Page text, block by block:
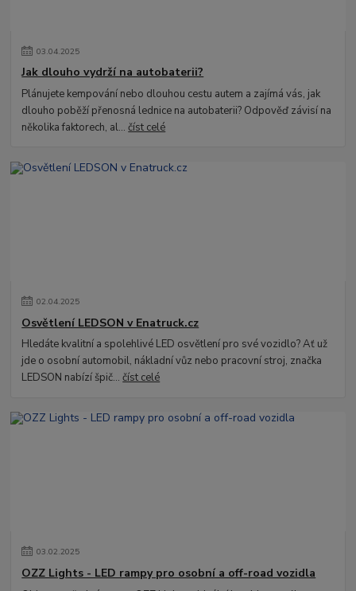
03.04.2025
Jak dlouho vydrží na autobaterii?
Plánujete kempování nebo dlouhou cestu autem a zajímá vás, jak
dlouho poběží přenosná lednice na autobaterii? Odpověď závisí na
několika faktorech, al...číst celé
02.04.2025
Osvětlení LEDSON v Enatruck.cz
Hledáte kvalitní a spolehlivé LED osvětlení pro své vozidlo? Ať už
jde o osobní automobil, nákladní vůz nebo pracovní stroj, značka
LEDSON nabízí špič...číst celé
03.02.2025
OZZ Lights - LED rampy pro osobní a off-road vozidla